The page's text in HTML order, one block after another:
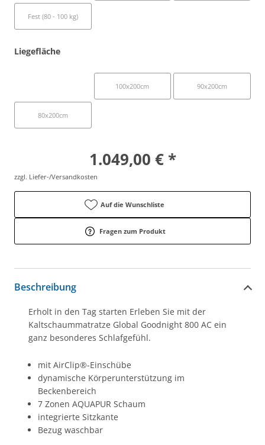
Fest (80 - 100 kg)
Liegefläche
100x200cm 90x200cm
80x200cm
1.049,00 € *
zzgl. Liefer-/Versandkosten
Auf die Wunschliste
Fragen zum Produkt
Beschreibung
Erholt in den Tag starten Erleben Sie mit der
Kaltschaummatratze Global Goodnight 800 AC ein
ganz besonderes Schlafgefühl.
mit AirClip®-Einschübe
dynamische Körperunterstützung im
Beckenbereich
7 Zonen AQUAPUR Schaum
integrierte Sitzkante
Bezug waschbar